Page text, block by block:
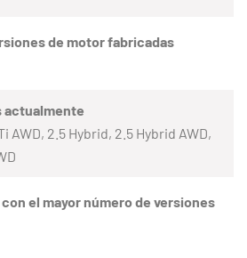
de motor fabricadas
actualmente
AWD, 2.5 Hybrid, 2.5 Hybrid AWD,
el mayor número de versiones